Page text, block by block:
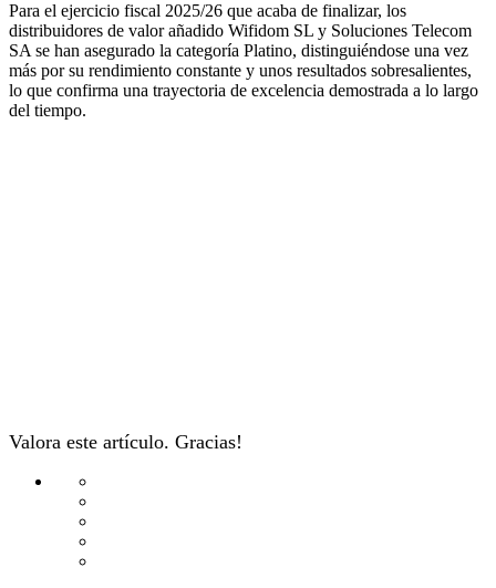
Para el ejercicio fiscal 2025/26 que acaba de finalizar, los
distribuidores de valor añadido Wifidom SL y Soluciones Telecom
SA se han asegurado la categoría Platino, distinguiéndose una vez
más por su rendimiento constante y unos resultados sobresalientes,
lo que confirma una trayectoria de excelencia demostrada a lo largo
del tiempo.
Valora este artículo. Gracias!